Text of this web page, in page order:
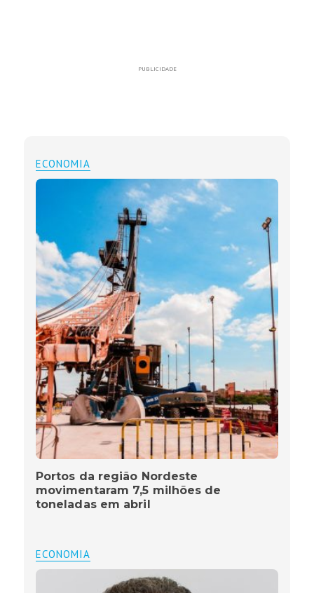
PUBLICIDADE
ECONOMIA
Portos da região Nordeste
movimentaram 7,5 milhões de
toneladas em abril
ECONOMIA